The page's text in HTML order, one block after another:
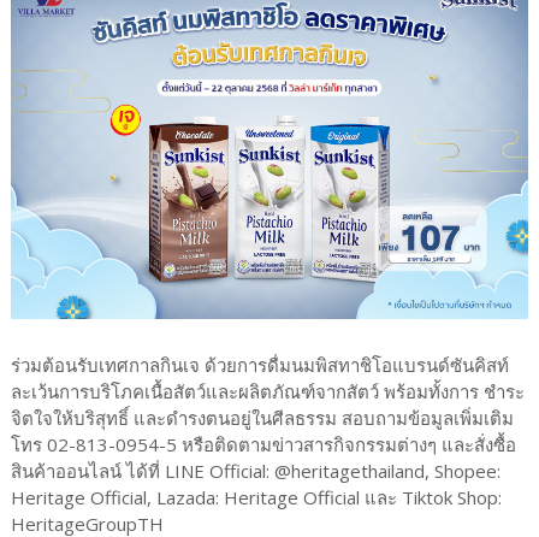
ร่วมต้อนรับเทศกาลกินเจ ด้วยการดื่มนมพิสทาชิโอแบรนด์ซันคิสท์
ละเว้นการบริโภคเนื้อสัตว์และผลิตภัณฑ์จากสัตว์ พร้อมทั้งการ ชำระ
จิตใจให้บริสุทธิ์ และดำรงตนอยู่ในศีลธรรม สอบถามข้อมูลเพิ่มเติม
โทร 02-813-0954-5 หรือติดตามข่าวสารกิจกรรมต่างๆ และสั่งซื้อ
สินค้าออนไลน์ ได้ที่ LINE Official: @heritagethailand, Shopee:
Heritage Official, Lazada: Heritage Official และ Tiktok Shop:
HeritageGroupTH